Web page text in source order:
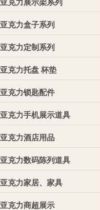
亚克力展示架系列
亚克力盒子系列
亚克力定制系列
亚克力托盘 杯垫
亚克力锁匙配件
亚克力手机展示道具
亚克力酒店用品
亚克力数码陈列道具
亚克力家居、家具
亚克力商超展示